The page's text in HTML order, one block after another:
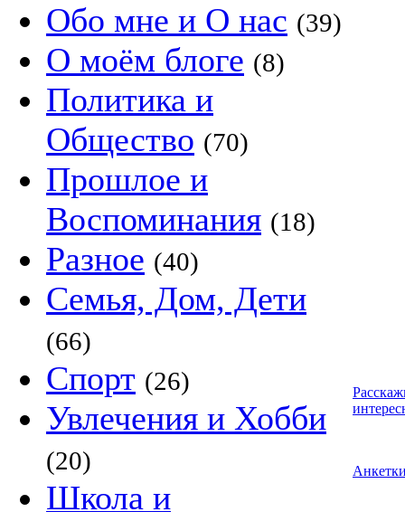
Обо мне и О нас (39)
О моём блоге (8)
Политика и
Общество (70)
Прошлое и
Воспоминания (18)
Разное (40)
Семья, Дом, Дети
(66)
Спорт (26)
Увлечения и Хобби
(20)
Школа и